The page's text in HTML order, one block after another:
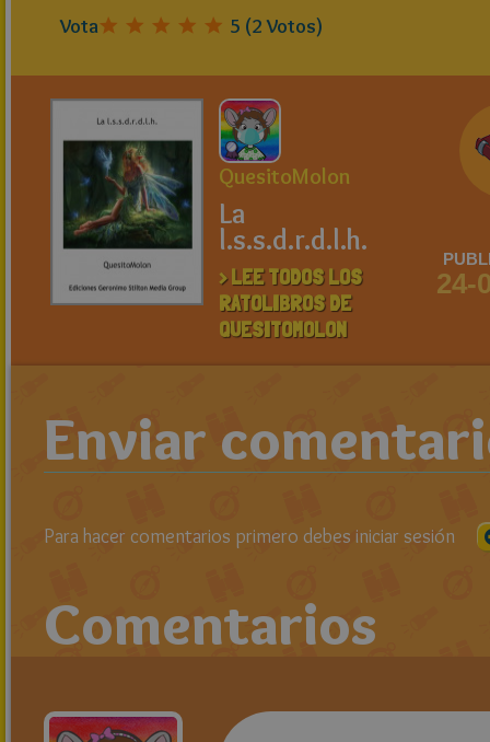
Vota 5 (2Votos)
QuesitoMolon
La
l.s.s.d.r.d.l.h.
> LEE TODOS LOS
RATOLIBROS DE
QUESITOMOLON
24-
Enviar
Para hacer comentarios primero debes iniciar sesión
Comentarios